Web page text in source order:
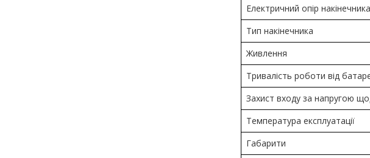
Електричний опір накінечника
Тип накінечника
Живлення
Тривалість роботи від
Захист входу за напругою
Температура експлуатації
Габарити